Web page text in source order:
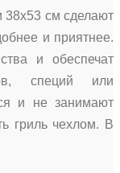
38х53 см сделают
и приятнее.
и обеспечат
специй или
и не занимают
гриль чехлом. В